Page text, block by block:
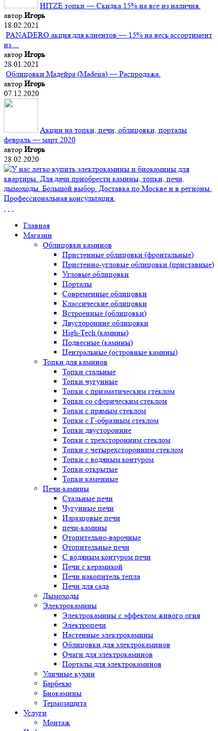
HITZE топки — Скидка 15% на все из наличия.
автор Игорь
18.02.2021
PANADERO акция для клиентов — 15% на весь ассортимент
из ...
автор Игорь
28.01.2021
Облицовки Мадейра (Мadeira) — Распродажа.
автор Игорь
07.12.2020
Акции на топки, печи, облицовки, порталы
февраль — март 2020
автор Игорь
28.02.2020
Главная
Магазин
Облицовки каминов
Пристенные облицовки (фронтальные)
Пристенно-угловые облицовки (приставные)
Угловые облицовки
Порталы
Современные облицовки
Классические облицовки
Встроенные (облицовки)
Двусторонние облицовки
High-Tech (камины)
Подвесные (камины)
Центральные (островные камины)
Топки для каминов
Топки стальные
Топки чугунные
Топки с призматическим стеклом
Топки со сферическим стеклом
Топки с прямым стеклом
Топки с Г-образным стеклом
Топки двусторонние
Топки с трехсторонним стеклом
Топки с четырехсторонним стеклом
Топки с водяным контуром
Топки открытые
Топки каменные
Печи-камины
Стальные печи
Чугунные печи
Изразцовые печи
печи-камины
Отопительно-варочные
Отопительные печи
С водяным контуром печи
Печи с керамикой
Печи накопитель тепла
Печи для сада
Дымоходы
Электрокамины
Электрокамины с эффектом живого огня
Электропечи
Настенные электрокамины
Облицовки для электрокаминов
Очаги для электрокаминов
Порталы для электрокаминов
Уличные кухни
Барбекю
Биокамины
Термозащита
Услуги
Монтаж